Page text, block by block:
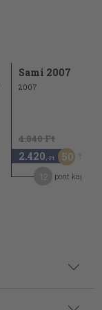
Sami 2007
2007
4.840 Ft
2.420 ,-Ft 50
pont kapható